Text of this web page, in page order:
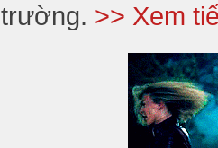
trường. >> Xem